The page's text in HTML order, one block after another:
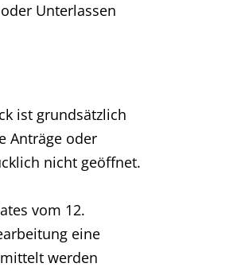
Unterlassen
ist grundsätzlich
Anträge oder
nicht geöffnet.
vom 12.
eine
werden